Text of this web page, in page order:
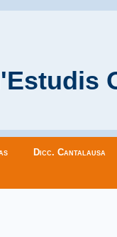
Dicc. Cantalausa